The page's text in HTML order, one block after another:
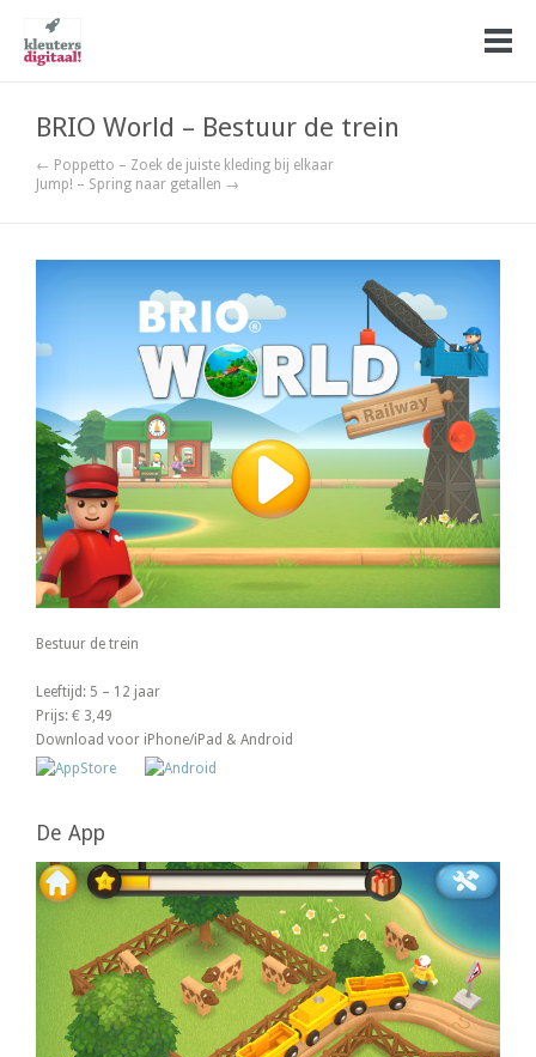
BRIO World – Bestuur de trein
← Poppetto – Zoek de juiste kleding bij elkaar
Jump! – Spring naar getallen →
Bestuur de trein
Leeftijd: 5 – 12 jaar
Prijs: € 3,49
Download voor iPhone/iPad & Android
De App